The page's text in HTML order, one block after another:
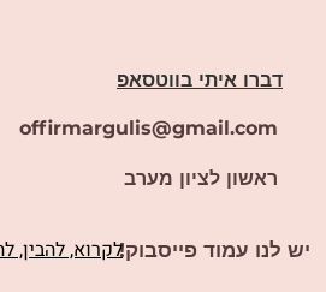
דברו איתי בווטסאפ
offirmargulis@gmail.com
ראשון לציון מערב
יש לנו עמוד פייסבוק!לקרוא, להבין,